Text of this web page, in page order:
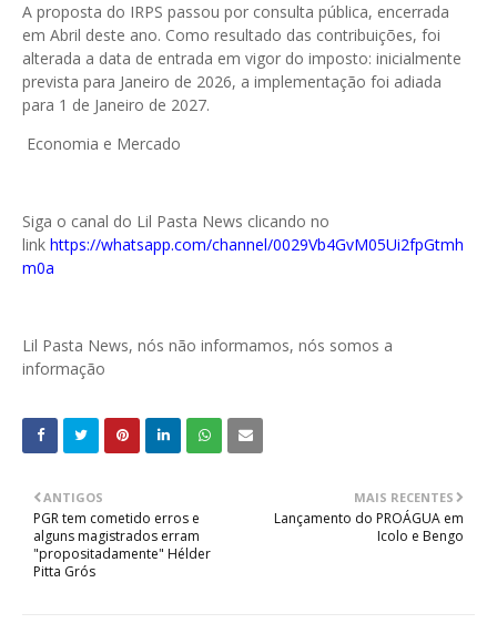
A proposta do IRPS passou por consulta pública, encerrada
em Abril deste ano. Como resultado das contribuições, foi
alterada a data de entrada em vigor do imposto: inicialmente
prevista para Janeiro de 2026, a implementação foi adiada
para 1 de Janeiro de 2027.
Economia e Mercado
Siga o canal do Lil Pasta News clicando no
link https://whatsapp.com/channel/0029Vb4GvM05Ui2fpGtmh
m0a
Lil Pasta News, nós não informamos, nós somos a
informação
MAIS RECENTES
Lançamento do PROÁGUA em
Icolo e Bengo
ANTIGOS
PGR tem cometido erros e
alguns magistrados erram
"propositadamente" Hélder
Pitta Grós